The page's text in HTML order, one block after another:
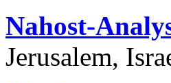
Nahost-
Jerusalem,